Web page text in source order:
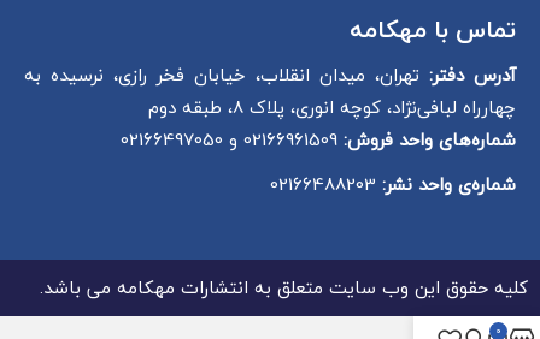
تماس با مهکامه
آدرس دفتر: تهران، میدان انقلاب، خیابان فخر رازی، نرسیده به
چهارراه لبافی‌نژاد، کوچه انوری، پلاک 8، طبقه دوم
شماره‌های واحد فروش:02166961509 و 02166497050
شماره‌‌ی واحد نشر:
کلیه حقوق این وب سایت متعلق به انتشارات مهکامه می باشد.
0